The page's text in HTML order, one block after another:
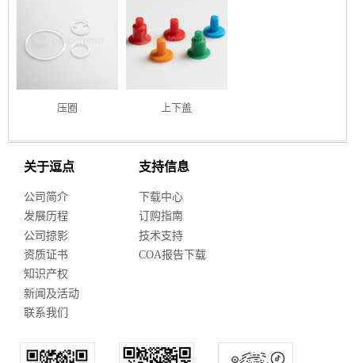
压圈 上下盖
关于逗点
公司简介
发展历程
公司掠影
资质证书
知识产权
新闻及活动
联系我们
支持信息
下载中心
订购指南
技术支持
COA报告下载